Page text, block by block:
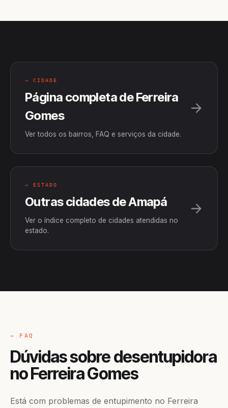
→ CIDADE
Página completa de Ferreira
Gomes
Ver todos os bairros, FAQ e serviços da cidade.
→ ESTADO
Outras cidades de Amapá
Ver o índice completo de cidades atendidas no
estado.
→ FAQ
Dúvidas sobre desentupidora
no Ferreira Gomes
Está com problemas de entupimento no Ferreira